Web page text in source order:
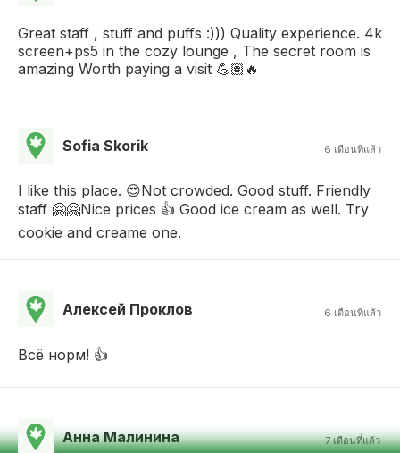
Great staff , stuff and puffs :))) Quality experience. 4k
screen+ps5 in the cozy lounge , The secret room is
amazing Worth paying a visit 💪🏽🔥
Sofia Skorik 6 เดือนที่แล้ว
I like this place. 😍Not crowded. Good stuff. Friendly
staff 🤗🤗Nice prices 👍 Good ice cream as well. Try
cookie and creame one.
Алексей Проклов 6 เดือนที่แล้ว
Всё норм! 👍
Анна Малинина 7 เดือนที่แล้ว